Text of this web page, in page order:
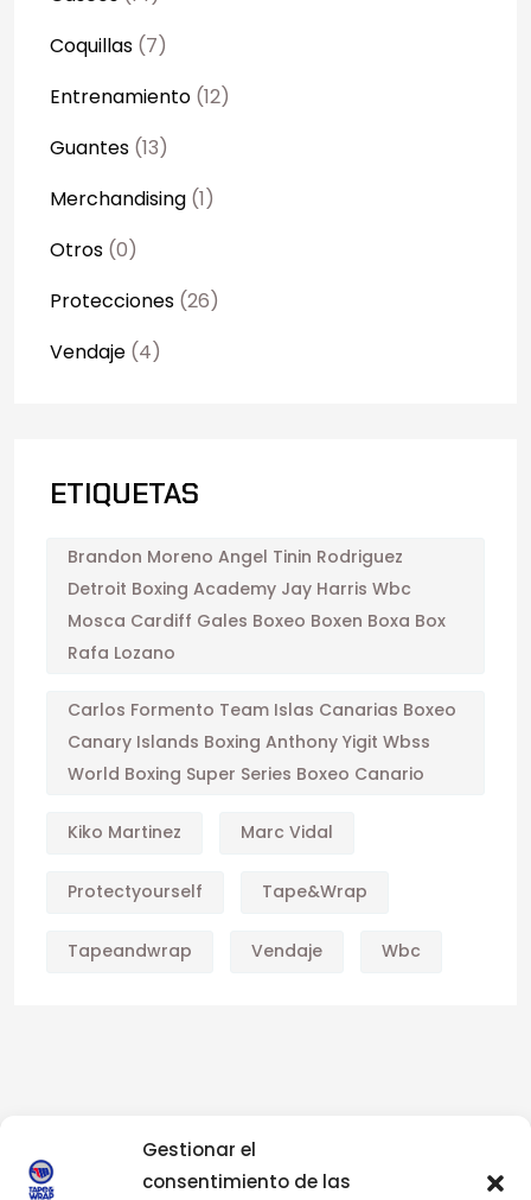
Gestionar el
consentimiento de las
Coquillas (7)
Entrenamiento (12)
Guantes (13)
Merchandising (1)
Otros (0)
Protecciones (26)
Vendaje (4)
ETIQUETAS
Brandon Moreno Angel Tinin Rodriguez
Detroit Boxing Academy Jay Harris Wbc
Mosca Cardiff Gales Boxeo Boxen Boxa Box
Rafa Lozano
Carlos Formento Team Islas Canarias Boxeo
Canary Islands Boxing Anthony Yigit Wbss
World Boxing Super Series Boxeo Canario
Kiko Martinez Marc Vidal
Protectyourself Tape&wrap
Tapeandwrap Vendaje Wbc